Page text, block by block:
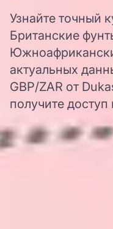
Узнайте точный
Британские
актуальных
GBP/ZAR от
получите